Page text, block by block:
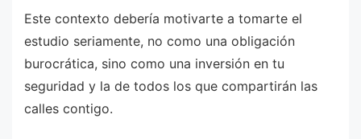
Este contexto debería motivarte a tomarte el
estudio seriamente, no como una obligación
burocrática, sino como una inversión en tu
seguridad y la de todos los que compartirán las
calles contigo.